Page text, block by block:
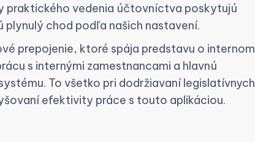
praktického vedenia účtovníctva poskytujú
chod podľa našich nastavení.
prepojenie, ktoré spája predstavu o internom
s internými zamestnancami a hlavnú
To všetko pri dodržiavaní legislatívnych
efektivity práce s touto aplikáciou.